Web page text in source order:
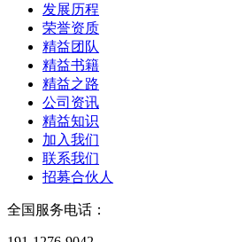
发展历程
荣誉资质
精益团队
精益书籍
精益之路
公司资讯
精益知识
加入我们
联系我们
招募合伙人
全国服务电话：